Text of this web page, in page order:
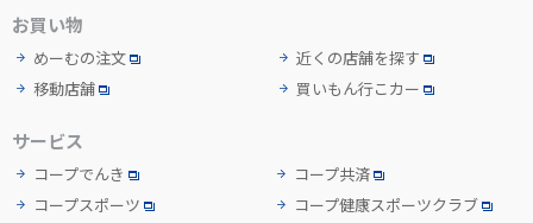
お買い物
めーむの注文
移動店舗
近くの店舗を探す
買いもん行こカー
サービス
コープでんき
コープ共済
コープスポーツ
コープ健康スポーツクラブ